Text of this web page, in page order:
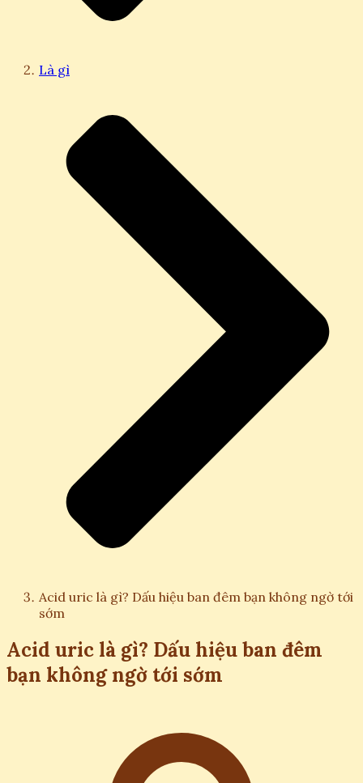
Là gì
Acid uric là gì? Dấu hiệu ban đêm bạn không ngờ tới
sớm
Acid uric là gì? Dấu hiệu ban đêm
bạn không ngờ tới sớm